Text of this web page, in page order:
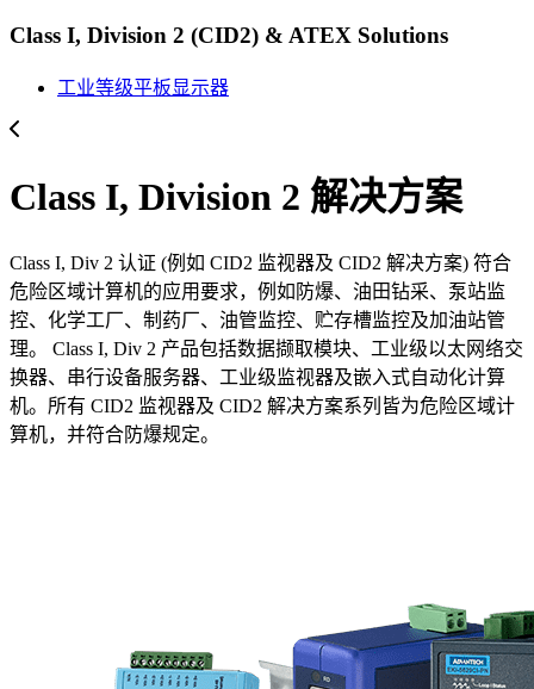
Class I, Division 2 (CID2) & ATEX Solutions
工业等级平板显示器
Class I, Division 2 解决方案
Class I, Div 2 认证 (例如 CID2 监视器及 CID2 解决方案) 符合
危险区域计算机的应用要求，例如防爆、油田钻采、泵站监
控、化学工厂、制药厂、油管监控、贮存槽监控及加油站管
理。 Class I, Div 2 产品包括数据撷取模块、工业级以太网络交
换器、串行设备服务器、工业级监视器及嵌入式自动化计算
机。所有 CID2 监视器及 CID2 解决方案系列皆为危险区域计
算机，并符合防爆规定。